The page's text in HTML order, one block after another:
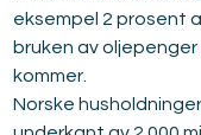
eksempel 2 prosent
bruken av
kommer.
Norske